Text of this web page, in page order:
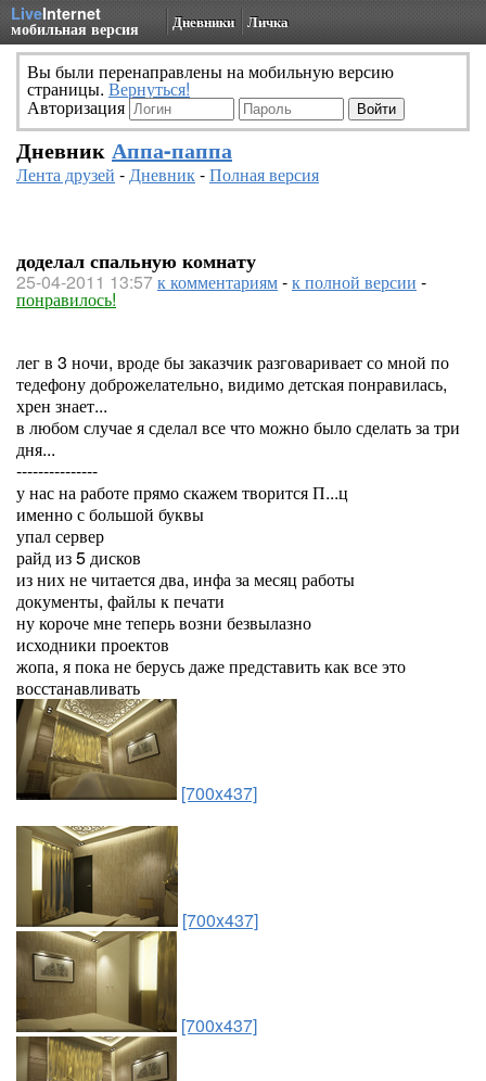
LiveInternet
мобильная версия Дневники Личка
Вы были перенаправлены на мобильную версию
страницы. Вернуться!
Авторизация
Дневник Аппа-паппа
Лента друзей -Дневник-Полная версия
доделал спальную комнату
25-04-2011 13:57к комментариям-к полной версии -
понравилось!
лег в 3 ночи, вроде бы заказчик разговаривает со мной по
тедефону доброжелательно, видимо детская понравилась,
хрен знает...
в любом случае я сделал все что можно было сделать за три
дня...
---------------
у нас на работе прямо скажем творится П...ц
именно с большой буквы
упал сервер
райд из 5 дисков
из них не читается два, инфа за месяц работы
документы, файлы к печати
ну короче мне теперь возни безвылазно
исходники проектов
жопа, я пока не берусь даже представить как все это
восстанавливать
[700x437]
[700x437]
[700x437]